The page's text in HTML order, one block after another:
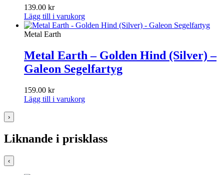
139.00 kr
Lägg till i varukorg
Metal Earth
Metal Earth – Golden Hind (Silver) –
Galeon Segelfartyg
159.00 kr
Lägg till i varukorg
›
Liknande i prisklass
‹